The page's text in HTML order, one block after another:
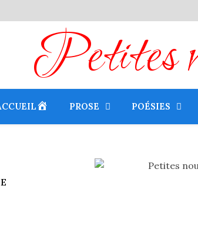
Petites
PROSE POÉSIES